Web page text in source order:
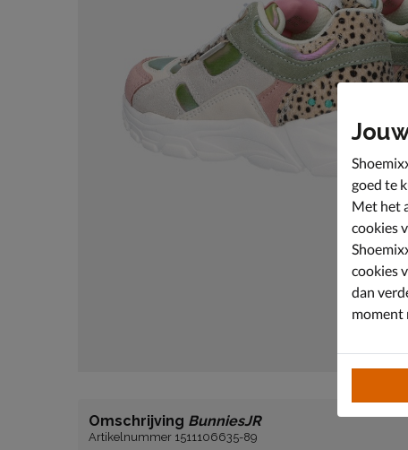
Omschrijving BunniesJR
Artikelnummer 1511106635-89
goed te
Met het
cookies
cookies
dan
moment